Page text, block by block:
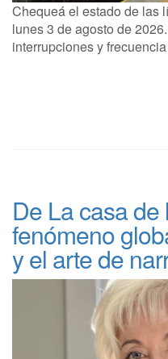
Chequeá el estado de las
lunes 3 de agosto de
interrupciones y
De La casa
fenómeno
y el arte de